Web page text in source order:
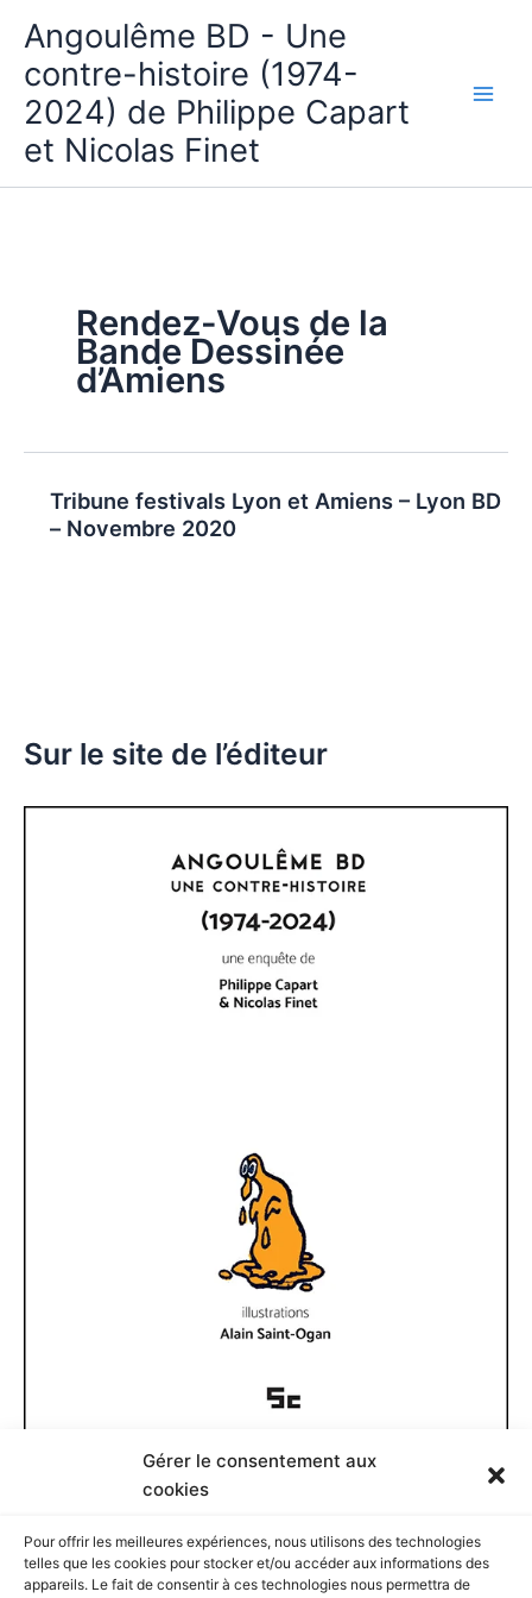
Gérer le consentement aux
cookies
Pour offrir les meilleures expériences, nous utilisons des technologies
telles que les cookies pour stocker et/ou accéder aux informations des
appareils. Le fait de consentir à ces technologies nous permettra de
contenu
Angoulême BD - Une
contre-histoire (1974-
2024) de Philippe Capart
et Nicolas Finet
Sur le site de l’éditeur
Documents disponibles
D
o
Rendez-Vous de la
Bande Dessinée
d’Amiens
Tribune festivals Lyon et Amiens – Lyon BD
– Novembre 2020